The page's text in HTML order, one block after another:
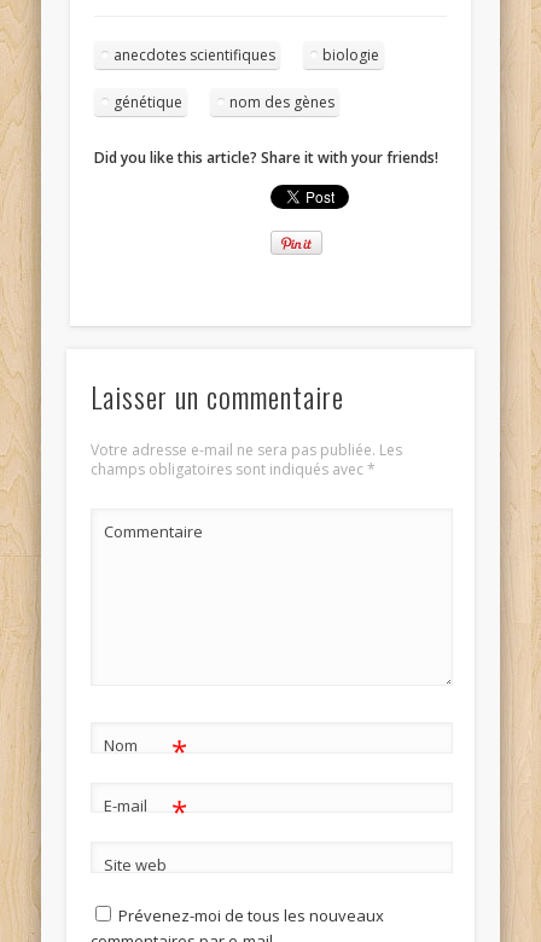
anecdotes scientifiques biologie
génétique nom des gènes
Did you like this article? Share it with your friends!
Laisser un commentaire
Votre adresse e-mail ne sera pas publiée. Les
champs obligatoires sont indiqués avec*
Commentaire
Nom *
E-mail *
Site web
Prévenez-moi de tous les nouveaux